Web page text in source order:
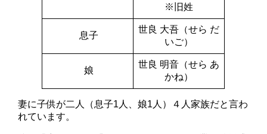
※旧姓
息子
世良 大吾（せら だ
いご）
娘
世良 明音（せら あ
かね）
妻に子供が二人（息子1人、娘1人）４人家族だと言わ
れています。